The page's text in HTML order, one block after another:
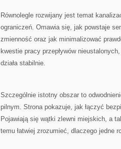
Równolegle rozwijany jest temat
ograniczeń. Omawia się, jak powstaje
zmienność oraz jak minimalizować
kwestie pracy przepływów
działa stabilnie.
Szczególnie istotny obszar to
pilnym. Strona pokazuje, jak łączyć
Pojawiają się wątki zlewni miejskich, a
temu łatwiej zrozumieć, dlaczego jedne